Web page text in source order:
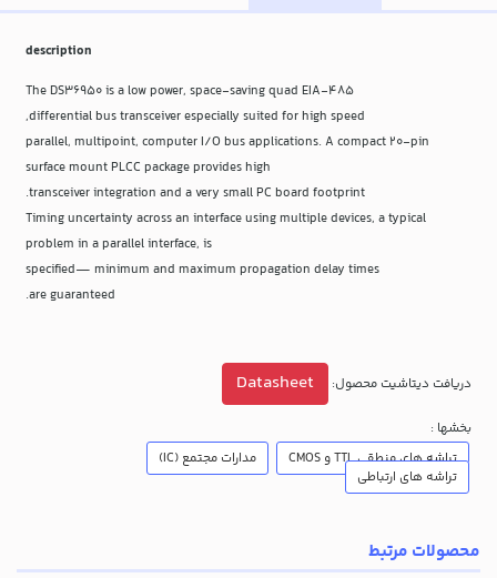
description
The DS36950 is a low power, space-saving quad EIA-485
differential bus transceiver especially suited for high speed,
parallel, multipoint, computer I/O bus applications. A compact 20-pin
surface mount PLCC package provides high
transceiver integration and a very small PC board footprint.
Timing uncertainty across an interface using multiple devices, a typical
problem in a parallel interface, is
specified— minimum and maximum propagation delay times
are guaranteed.
دریافت دیتاشیت محصول: Datasheet
بخشها :
تراشه های منطقی TTL و CMOS
مدارات مجتمع (IC)
تراشه های ارتباطی
محصولات مرتبط